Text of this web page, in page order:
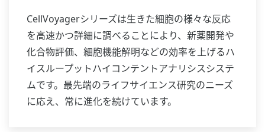
CellVoyagerシリーズは生きた細胞の様々な反応
を高速かつ詳細に調べることにより、新薬開発や
化合物評価、細胞機能解明などの効率を上げるハ
イスループットハイコンテントアナリシスシステ
ムです。最先端のライフサイエンス研究のニーズ
に応え、常に進化を続けています。